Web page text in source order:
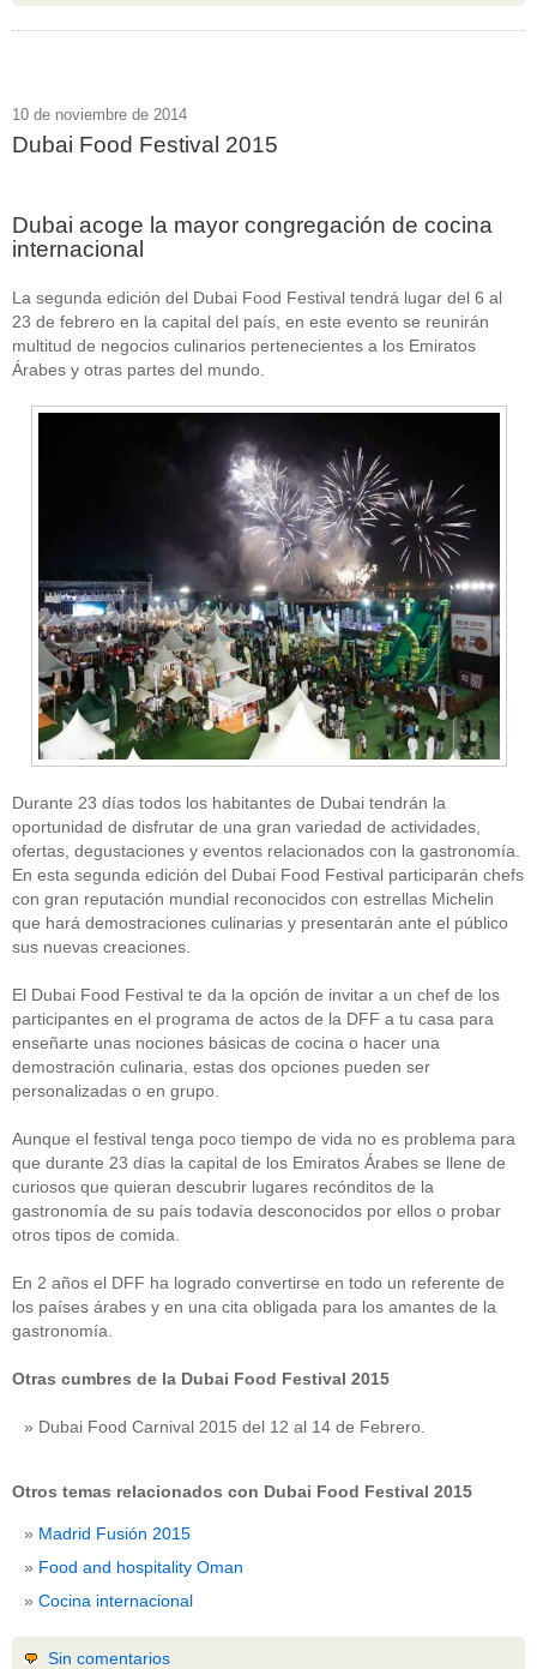
10 de noviembre de 2014
Dubai Food Festival 2015
Dubai acoge la mayor congregación de cocina
internacional
La segunda edición del Dubai Food Festival tendrá lugar del 6 al
23 de febrero en la capital del país, en este evento se reunirán
multitud de negocios culinarios pertenecientes a los Emiratos
Árabes y otras partes del mundo.
Durante 23 días todos los habitantes de Dubai tendrán la
oportunidad de disfrutar de una gran variedad de actividades,
ofertas, degustaciones y eventos relacionados con la gastronomía.
En esta segunda edición del Dubai Food Festival participarán chefs
con gran reputación mundial reconocidos con estrellas Michelin
que hará demostraciones culinarias y presentarán ante el público
sus nuevas creaciones.
El Dubai Food Festival te da la opción de invitar a un chef de los
participantes en el programa de actos de la DFF a tu casa para
enseñarte unas nociones básicas de cocina o hacer una
demostración culinaria, estas dos opciones pueden ser
personalizadas o en grupo.
Aunque el festival tenga poco tiempo de vida no es problema para
que durante 23 días la capital de los Emiratos Árabes se llene de
curiosos que quieran descubrir lugares recónditos de la
gastronomía de su país todavía desconocidos por ellos o probar
otros tipos de comida.
En 2 años el DFF ha logrado convertirse en todo un referente de
los países árabes y en una cita obligada para los amantes de la
gastronomía.
Otras cumbres de la Dubai Food Festival 2015
Dubai Food Carnival 2015 del 12 al 14 de Febrero.
Otros temas relacionados con Dubai Food Festival 2015
Madrid Fusión 2015
Food and hospitality Oman
Cocina internacional
Sin comentarios